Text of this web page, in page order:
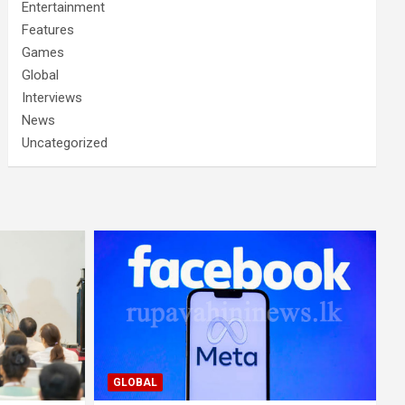
Entertainment
Features
Games
Global
Interviews
News
Uncategorized
GLOBAL